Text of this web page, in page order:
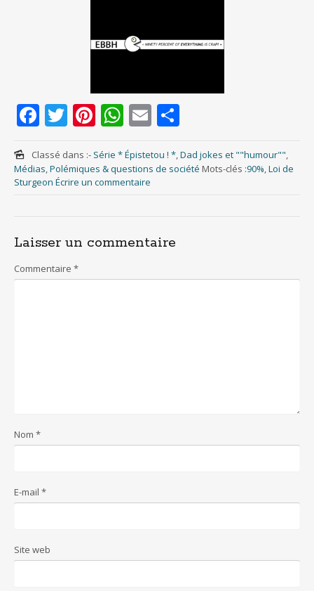
F
ac
e
b
o
o
k
T
w
itt
er
Pi
nt
er
e
st
W
h
at
s
A
p
p
E
m
ai
l
h
ar
e
Classé dans :- Série * Épistetou ! *,Dad jokes et ""humour"",
Médias,Polémiques & questions de société Mots-clés :90%,Loi de
Sturgeon Écrire un commentaire
Laisser un commentaire
Commentaire *
Nom *
E-mail *
Site web